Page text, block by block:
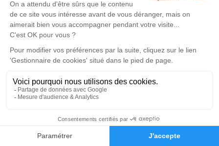
Faire-part Hommages
Claude O.
Un service de plantation d’arbre hommage est
disponible ici.
Je rends hommage
Cérémonie civile
Crématorium de Vendin-le-Vieil
Route de la Bassée